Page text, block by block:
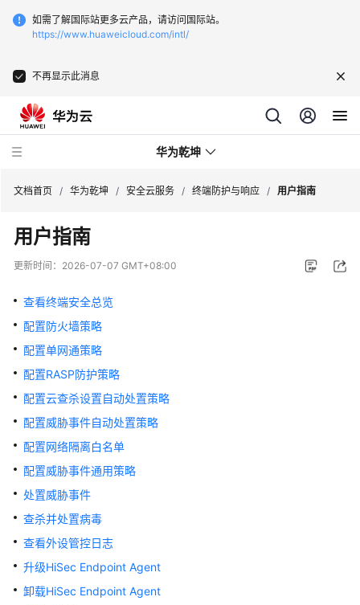
如需了解国际站更多云产品，请访问国际站。
https://www.huaweicloud.com/intl/
不再显示此消息
华为乾坤
安
全
服
务
什
么
华
为
坤
云
服
什
么
华
文档首页 / 华为乾坤 / 安全云服务 / 终端防护与响应 / 用户指南
用户指南
更新时间： 2026-07-07 GMT+08:00
查看终端安全总览
配置防火墙策略
配置单网通策略
配置RASP防护策略
配置云查杀设置自动处置策略
配置威胁事件自动处置策略
配置网络隔离白名单
配置威胁事件通用策略
处置威胁事件
查杀并处置病毒
查看外设管控日志
升级HiSec Endpoint Agent
卸载HiSec Endpoint Agent